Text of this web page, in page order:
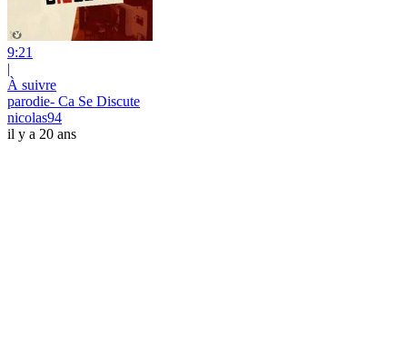
9:21
|
À suivre
parodie- Ca Se Discute
nicolas94
il y a 20 ans